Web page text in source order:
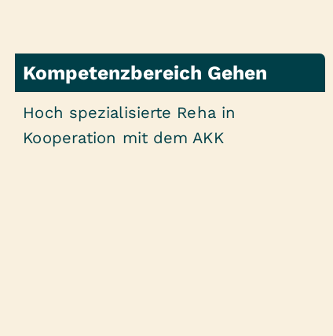
Kompetenzbereich Gehen
Hoch spezialisierte Reha in
Kooperation mit dem AKK